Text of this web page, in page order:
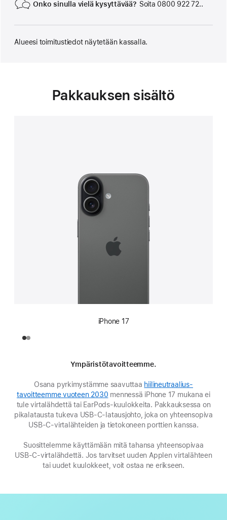
Onko sinulla vielä kysyttävää? Soita 0800 922 72..
Alueesi toimitustiedot näytetään kassalla.
Pakkauksen sisältö
iPhone 17
Ympäristötavoitteemme.
Osana pyrkimystämme saavuttaa hiili­neutraalius­
tavoitteemme vuoteen 2030 mennessä iPhone 17 mukana ei
tule virtalähdettä tai EarPods‑kuulokkeita. Pakkauksessa on
pika­­latausta tukeva USB‑C‑latausjohto, joka on yhteen­sopiva
USB‑C‑virta­lähteiden ja tieto­koneen porttien kanssa.
Suosittelemme käyttämään mitä tahansa yhteensopivaa
USB‑C‑virta­lähdettä. Jos tarvitset uuden Applen virta­lähteen
tai uudet kuulokkeet, voit ostaa ne erikseen.